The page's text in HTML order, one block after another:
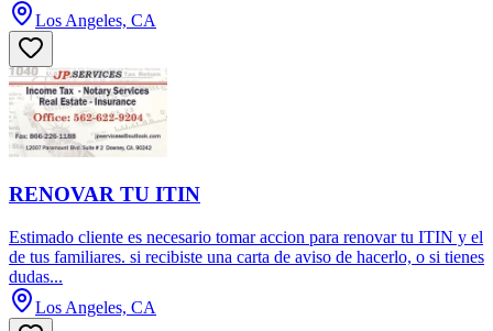
Los Angeles, CA
RENOVAR TU ITIN
Estimado cliente es necesario tomar accion para renovar tu ITIN y el
de tus familiares. si recibiste una carta de aviso de hacerlo, o si tienes
dudas...
Los Angeles, CA